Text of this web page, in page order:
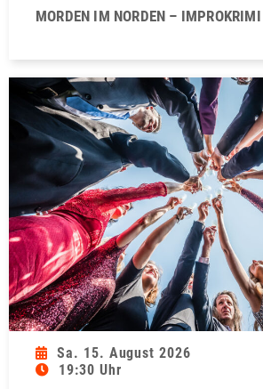
MORDEN IM NORDEN – IMPROKRIMI
Sa. 15. August 2026
19:30 Uhr